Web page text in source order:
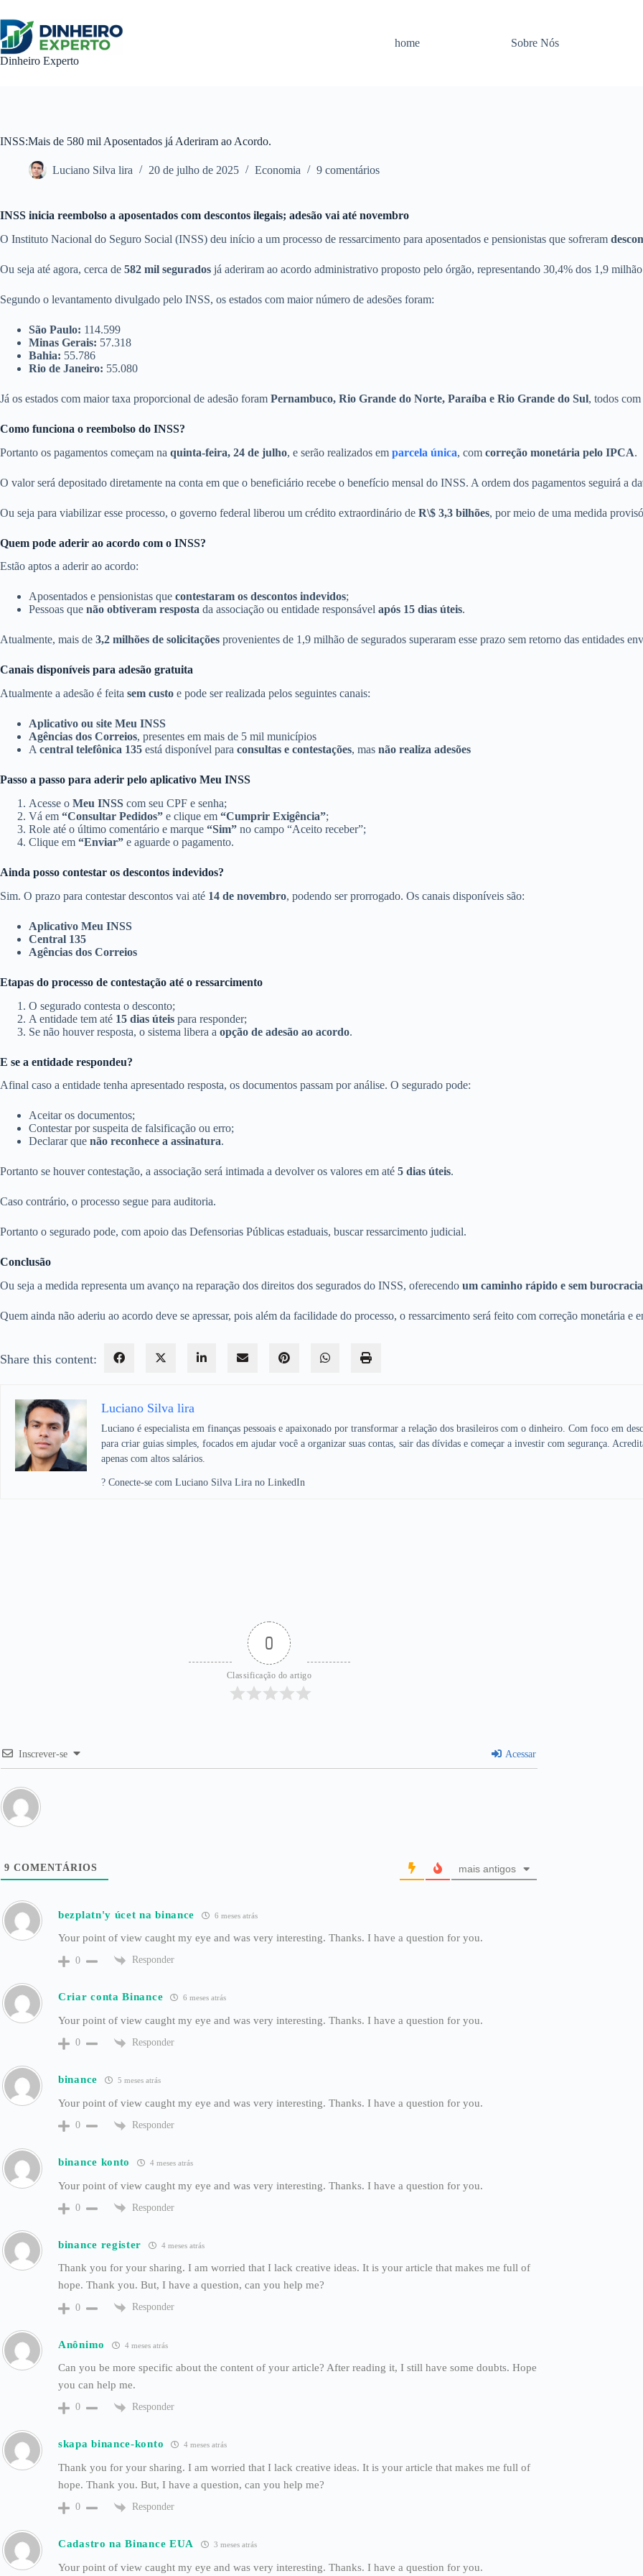
para
conteúdo
Dinheiro Experto
home Sobre Nós
INSS:Mais de 580 mil Aposentados já Aderiram ao Acordo.
Luciano Silva lira 20 de julho de 2025 Economia 9 comentários
INSS inicia reembolso a aposentados com descontos ilegais; adesão vai até novembro
O Instituto Nacional do Seguro Social (INSS) deu início a um processo de ressarcimento para aposentados e pensionistas que sofreram
Ou seja até agora, cerca de 582 mil segurados já aderiram ao acordo administrativo proposto pelo órgão, representando 30,4% dos 1,9
Segundo o levantamento divulgado pelo INSS, os estados com maior número de adesões foram:
São Paulo: 114.599
Minas Gerais: 57.318
Bahia: 55.786
Rio de Janeiro: 55.080
Já os estados com maior taxa proporcional de adesão foram Pernambuco, Rio Grande do Norte, Paraíba e Rio Grande do Sul, todos
Como funciona o reembolso do INSS?
Portanto os pagamentos começam na quinta-feira, 24 de julho, e serão realizados em parcela única, com correção monetária pelo IPCA.
O valor será depositado diretamente na conta em que o beneficiário recebe o benefício mensal do INSS. A ordem dos pagamentos seguirá a
Ou seja para viabilizar esse processo, o governo federal liberou um crédito extraordinário de R\$ 3,3 bilhões, por meio de uma medida
Quem pode aderir ao acordo com o INSS?
Estão aptos a aderir ao acordo:
Aposentados e pensionistas que contestaram os descontos indevidos;
Pessoas que não obtiveram resposta da associação ou entidade responsável após 15 dias úteis.
Atualmente, mais de 3,2 milhões de solicitações provenientes de 1,9 milhão de segurados superaram esse prazo sem retorno das entidades
Canais disponíveis para adesão gratuita
Atualmente a adesão é feita sem custo e pode ser realizada pelos seguintes canais:
Aplicativo ou site Meu INSS
Agências dos Correios, presentes em mais de 5 mil municípios
A central telefônica 135 está disponível para consultas e contestações, mas não realiza adesões
Passo a passo para aderir pelo aplicativo Meu INSS
Acesse o Meu INSS com seu CPF e senha;
Vá em “Consultar Pedidos” e clique em “Cumprir Exigência”;
Role até o último comentário e marque “Sim” no campo “Aceito receber”;
Clique em “Enviar” e aguarde o pagamento.
Ainda posso contestar os descontos indevidos?
Sim. O prazo para contestar descontos vai até 14 de novembro, podendo ser prorrogado. Os canais disponíveis são:
Aplicativo Meu INSS
Central 135
Agências dos Correios
Etapas do processo de contestação até o ressarcimento
O segurado contesta o desconto;
A entidade tem até 15 dias úteis para responder;
Se não houver resposta, o sistema libera a opção de adesão ao acordo.
E se a entidade respondeu?
Afinal caso a entidade tenha apresentado resposta, os documentos passam por análise. O segurado pode:
Aceitar os documentos;
Contestar por suspeita de falsificação ou erro;
Declarar que não reconhece a assinatura.
Portanto se houver contestação, a associação será intimada a devolver os valores em até 5 dias úteis.
Caso contrário, o processo segue para auditoria.
Portanto o segurado pode, com apoio das Defensorias Públicas estaduais, buscar ressarcimento judicial.
Conclusão
Ou seja a medida representa um avanço na reparação dos direitos dos segurados do INSS, oferecendo um caminho rápido e sem burocracia
Quem ainda não aderiu ao acordo deve se apressar, pois além da facilidade do processo, o ressarcimento será feito com correção monetária e
Share this content:
Luciano Silva lira
Luciano é especialista em finanças pessoais e apaixonado por transformar a relação dos brasileiros com o dinheiro. Com foco em
para criar guias simples, focados em ajudar você a organizar suas contas, sair das dívidas e começar a investir com segurança.
apenas com altos salários.
? Conecte-se com Luciano Silva Lira no LinkedIn
0
Classificação do artigo
Inscrever-se Acessar
9 COMENTÁRIOS mais antigos
bezplatn'y úcet na binance 6 meses atrás
Your point of view caught my eye and was very interesting. Thanks. I have a question for you.
0 Responder
Criar conta Binance 6 meses atrás
Your point of view caught my eye and was very interesting. Thanks. I have a question for you.
0 Responder
binance 5 meses atrás
Your point of view caught my eye and was very interesting. Thanks. I have a question for you.
0 Responder
binance konto 4 meses atrás
Your point of view caught my eye and was very interesting. Thanks. I have a question for you.
0 Responder
binance register 4 meses atrás
Thank you for your sharing. I am worried that I lack creative ideas. It is your article that makes me full of
hope. Thank you. But, I have a question, can you help me?
0 Responder
Anônimo 4 meses atrás
Can you be more specific about the content of your article? After reading it, I still have some doubts. Hope
you can help me.
0 Responder
skapa binance-konto 4 meses atrás
Thank you for your sharing. I am worried that I lack creative ideas. It is your article that makes me full of
hope. Thank you. But, I have a question, can you help me?
0 Responder
Cadastro na Binance EUA 3 meses atrás
Your point of view caught my eye and was very interesting. Thanks. I have a question for you.